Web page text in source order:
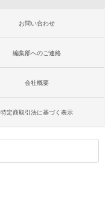
お問い合わせ
編集部へのご連絡
会社概要
特定商取引法に基づく表示